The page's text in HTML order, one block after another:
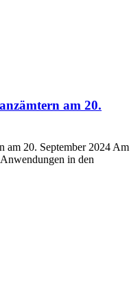
am 20.
am 20. September 2024 Am
in den